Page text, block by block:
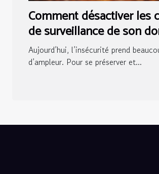
Comment désactiver les
de surveillance de son
Aujourd’hui, l’insécurité prend
d’ampleur. Pour se préserver et...